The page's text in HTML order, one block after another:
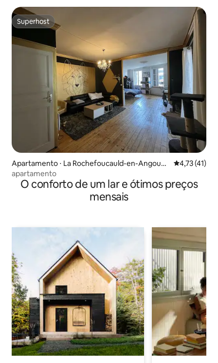
Superhost
Superhost
Apartamento ⋅ La Rochefoucauld-en-Angoum
ois
4,73 de uma
4,73 (41)
apartamento
O conforto de um lar e ótimos preços
mensais